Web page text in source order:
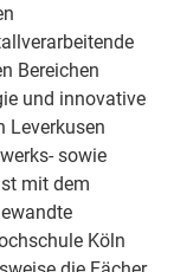
Bereichen
und innovative
Leverkusen
sowie
mit dem
Köln